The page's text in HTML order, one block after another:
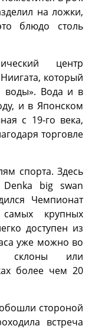
на ложки,
блюдо столь
центр
который
воды». Вода и в
и в Японском
с 19-го века,
торговле
спорта. Здесь
Denka big swan
Чемпионат
крупных
доступен из
уже можно во
склоны или
более чем 20
стороной
встреча